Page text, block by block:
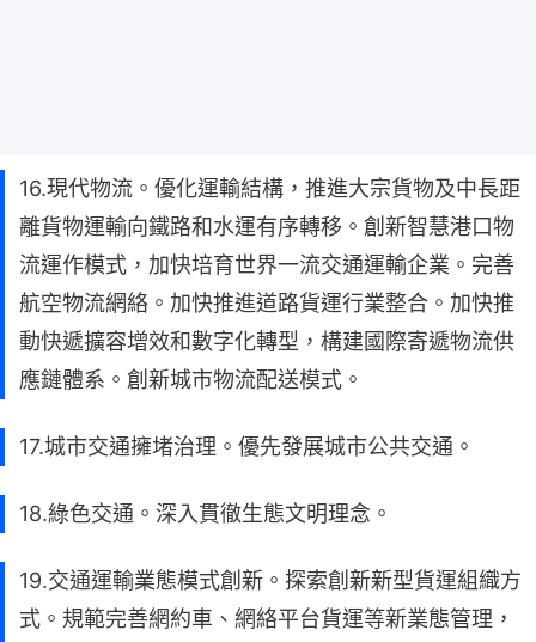
16.現代物流。優化運輸結構，推進大宗貨物及中長距
離貨物運輸向鐵路和水運有序轉移。創新智慧港口物
流運作模式，加快培育世界一流交通運輸企業。完善
航空物流網絡。加快推進道路貨運行業整合。加快推
動快遞擴容增效和數字化轉型，構建國際寄遞物流供
應鏈體系。創新城市物流配送模式。
17.城市交通擁堵治理。優先發展城市公共交通。
18.綠色交通。深入貫徹生態文明理念。
19.交通運輸業態模式創新。探索創新新型貨運組織方
式。規範完善網約車、網絡平台貨運等新業態管理，